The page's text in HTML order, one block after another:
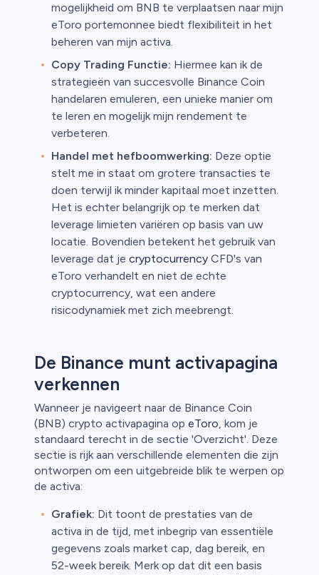
mogelijkheid om BNB te verplaatsen naar mijn
eToro portemonnee biedt flexibiliteit in het
beheren van mijn activa.
Copy Trading Functie: Hiermee kan ik de
strategieën van succesvolle Binance Coin
handelaren emuleren, een unieke manier om
te leren en mogelijk mijn rendement te
verbeteren.
Handel met hefboomwerking: Deze optie
stelt me in staat om grotere transacties te
doen terwijl ik minder kapitaal moet inzetten.
Het is echter belangrijk op te merken dat
leverage limieten variëren op basis van uw
locatie. Bovendien betekent het gebruik van
leverage dat je cryptocurrency CFD's van
eToro verhandelt en niet de echte
cryptocurrency, wat een andere
risicodynamiek met zich meebrengt.
De Binance munt activapagina
verkennen
Wanneer je navigeert naar de Binance Coin
(BNB) crypto activapagina op eToro, kom je
standaard terecht in de sectie 'Overzicht'. Deze
sectie is rijk aan verschillende elementen die zijn
ontworpen om een uitgebreide blik te werpen op
de activa:
Grafiek: Dit toont de prestaties van de
activa in de tijd, met inbegrip van essentiële
gegevens zoals market cap, dag bereik, en
52-week bereik. Merk op dat dit een basis